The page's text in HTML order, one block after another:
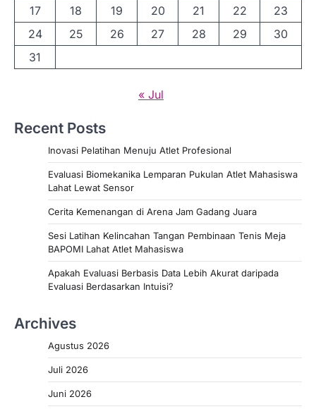
17
18 19 20 21 22
23
24
25 26 27 28 29
30
31
« Jul
Recent Posts
Inovasi Pelatihan Menuju Atlet Profesional
Evaluasi Biomekanika Lemparan Pukulan Atlet Mahasiswa
Lahat Lewat Sensor
Cerita Kemenangan di Arena Jam Gadang Juara
Sesi Latihan Kelincahan Tangan Pembinaan Tenis Meja
BAPOMI Lahat Atlet Mahasiswa
Apakah Evaluasi Berbasis Data Lebih Akurat daripada
Evaluasi Berdasarkan Intuisi?
Archives
Agustus 2026
Juli 2026
Juni 2026